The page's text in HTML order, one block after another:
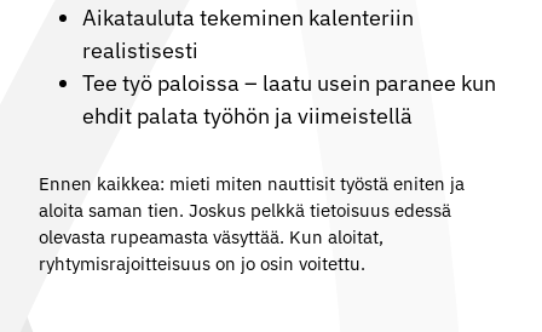
Aikatauluta tekeminen kalenteriin
realistisesti
Tee työ paloissa – laatu usein paranee kun
ehdit palata työhön ja viimeistellä
Ennen kaikkea: mieti miten nauttisit työstä eniten ja
aloita saman tien. Joskus pelkkä tietoisuus edessä
olevasta rupeamasta väsyttää. Kun aloitat,
ryhtymisrajoitteisuus on jo osin voitettu.